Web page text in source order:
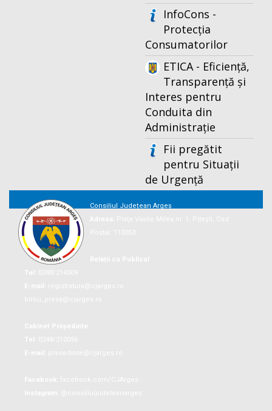
InfoCons -
Protecția
Consumatorilor
ETICA - Eficiență,
Transparență și
Interes pentru
Conduita din
Administrație
Fii pregătit
pentru Situații
de Urgență
Consiliul Județean Argeș